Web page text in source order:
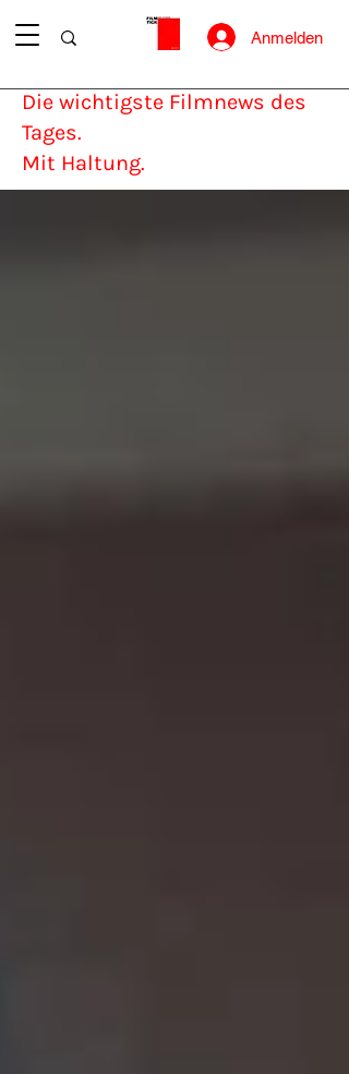
Anmelden
Die wichtigste Filmnews des
Tages.
Mit Haltung.